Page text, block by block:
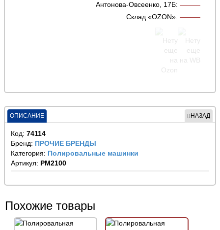
Антонова-Овсеенко, 17Б: ———
Склад «OZON»: ———
ОПИСАНИЕ НАЗАД
Код: 74114
Бренд: ПРОЧИЕ БРЕНДЫ
Категория: Полировальные машинки
Артикул: PM2100
Похожие товары